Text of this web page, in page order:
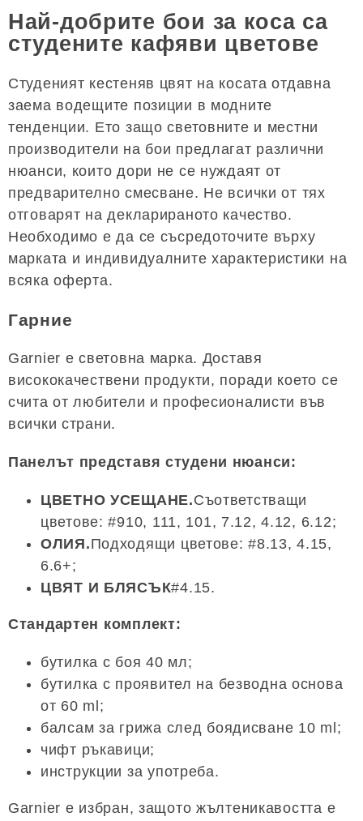
Най-добрите бои за коса са
студените кафяви цветове
Студеният кестеняв цвят на косата отдавна
заема водещите позиции в модните
тенденции. Ето защо световните и местни
производители на бои предлагат различни
нюанси, които дори не се нуждаят от
предварително смесване. Не всички от тях
отговарят на декларираното качество.
Необходимо е да се съсредоточите върху
марката и индивидуалните характеристики на
всяка оферта.
Гарние
Garnier е световна марка. Доставя
висококачествени продукти, поради което се
счита от любители и професионалисти във
всички страни.
Панелът представя студени нюанси:
ЦВЕТНО УСЕЩАНЕ.Съответстващи
цветове: #910, 111, 101, 7.12, 4.12, 6.12;
ОЛИЯ.Подходящи цветове: #8.13, 4.15,
6.6+;
ЦВЯТ И БЛЯСЪК#4.15.
Стандартен комплект:
бутилка с боя 40 мл;
бутилка с проявител на безводна основа
от 60 ml;
балсам за грижа след боядисване 10 ml;
чифт ръкавици;
инструкции за употреба.
Garnier е избран, защото жълтеникавостта е